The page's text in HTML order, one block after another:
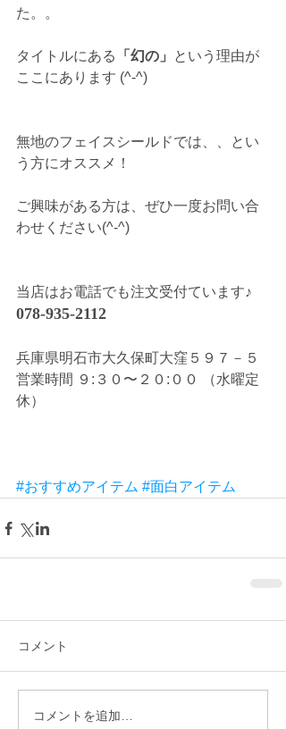
た。。
タイトルにある 「幻の」
という理由が
ここにあります (^-^)
無地のフェイスシールドでは、、とい
う方にオススメ！
ご興味がある方は、ぜひ一度お問い合
わせください(^-^)
当店はお電話でも注文受付ています♪
078-935-2112
兵庫県明石市大久保町大窪５９７－５
営業時間 ９:３０〜２０:００ （水曜定
休）
#おすすめアイテム #面白アイテム
コメント
コメントを追加…